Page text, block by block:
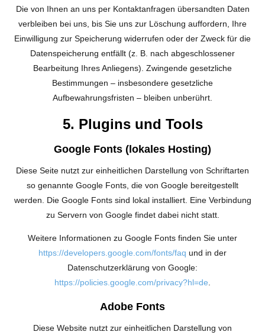
Die von Ihnen an uns per Kontaktanfragen übersandten Daten
verbleiben bei uns, bis Sie uns zur Löschung auffordern, Ihre
Einwilligung zur Speicherung widerrufen oder der Zweck für die
Datenspeicherung entfällt (z. B. nach abgeschlossener
Bearbeitung Ihres Anliegens). Zwingende gesetzliche
Bestimmungen – insbesondere gesetzliche
Aufbewahrungsfristen – bleiben unberührt.
5. Plugins und Tools
Google Fonts (lokales Hosting)
Diese Seite nutzt zur einheitlichen Darstellung von Schriftarten
so genannte Google Fonts, die von Google bereitgestellt
werden. Die Google Fonts sind lokal installiert. Eine Verbindung
zu Servern von Google findet dabei nicht statt.
Weitere Informationen zu Google Fonts finden Sie unter
https://developers.google.com/fonts/faq und in der
Datenschutzerklärung von Google:
https://policies.google.com/privacy?hl=de.
Adobe Fonts
Diese Website nutzt zur einheitlichen Darstellung von